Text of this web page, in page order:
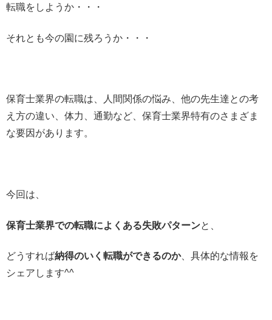
転職をしようか・・・
それとも今の園に残ろうか・・・
保育士業界の転職は、人間関係の悩み、他の先生達との考
え方の違い、体力、通勤など、保育士業界特有のさまざま
な要因があります。
今回は、
保育士業界での転職によくある失敗パターンと、
どうすれば納得のいく転職ができるのか、具体的な情報を
シェアします^^